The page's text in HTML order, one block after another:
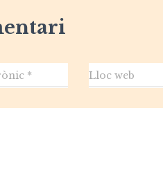
* Lloc web